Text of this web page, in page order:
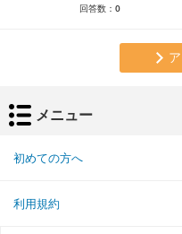
回答数： 0
メニュー
初めての方へ
利用規約